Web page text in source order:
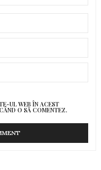
UL WEB ÎN ACEST
O SĂ COMENTEZ.